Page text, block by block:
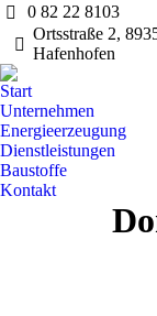
0 82 22 8103
Ortsstraße 2,
Hafenhofen
Start
Unternehmen
Energieerzeugung
Dienstleistungen
Baustoffe
Kontakt